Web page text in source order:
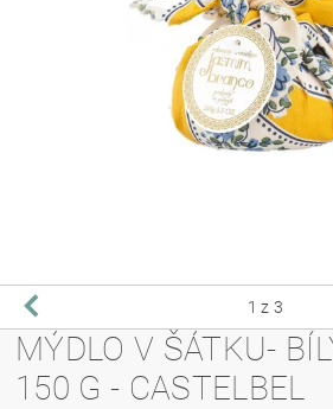
1 z 3
MÝDLO V ŠÁTKU-
150 G - CASTELBEL